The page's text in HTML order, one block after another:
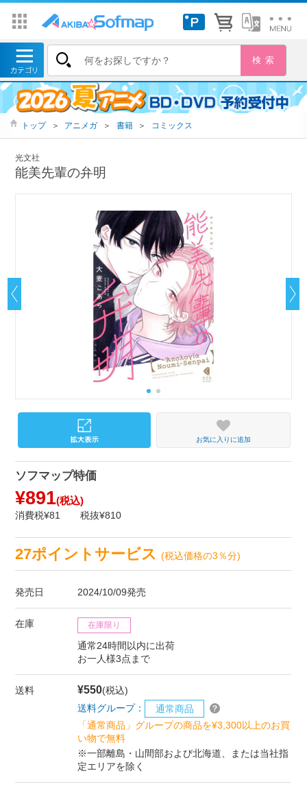
トップ ＞ アニメガ ＞ 書籍 ＞ コミックス
光文社
能美先輩の弁明
お気に入りに追加
ソフマップ特価
¥891(税込)
消費税¥81 税抜¥810
27ポイントサービス(税込価格の3％分)
発売日 2024/10/09発売
在庫 在庫限り
通常24時間以内に出荷
お一人様3点まで
送料 ¥550(税込)
送料グループ：
通常商品
「通常商品」グループの商品を¥3,300以上のお買
い物で無料
※一部離島・山間部および北海道、または当社指
定エリアを除く